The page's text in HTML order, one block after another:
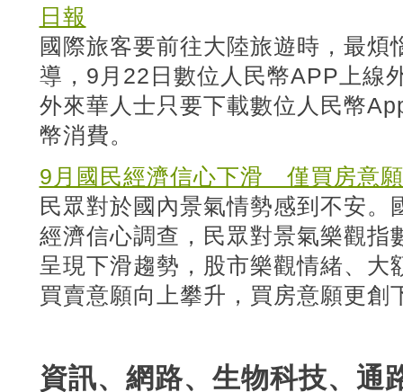
日報
國際旅客要前往大陸旅遊時，最煩
導，9月22日數位人民幣APP上線
外來華人士只要下載數位人民幣
幣消費。
9月國民經濟信心下滑 僅買房意
民眾對於國內景氣情勢感到不安
經濟信心調查，民眾對景氣樂觀指
呈現下滑趨勢，股市樂觀情緒、大
買賣意願向上攀升，買房意願更創
資訊、網路、生物科技、通